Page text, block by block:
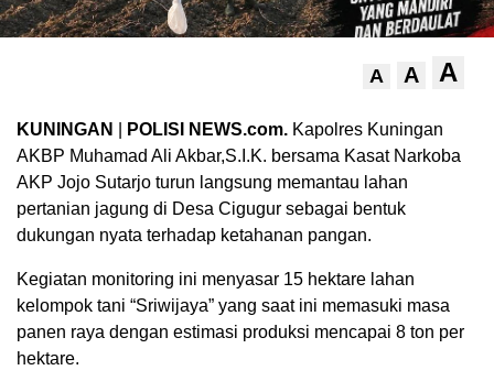
A A A
KUNINGAN POLISI NEWS.com. Kapolres Kuningan
AKBP Muhamad Ali Akbar,S.I.K. bersama Kasat Narkoba
AKP Jojo Sutarjo turun langsung memantau lahan
pertanian jagung di Desa Cigugur sebagai bentuk
dukungan nyata terhadap ketahanan pangan.
Kegiatan monitoring ini menyasar 15 hektare lahan
kelompok tani “Sriwijaya” yang saat ini memasuki masa
panen raya dengan estimasi produksi mencapai 8 ton per
hektare.